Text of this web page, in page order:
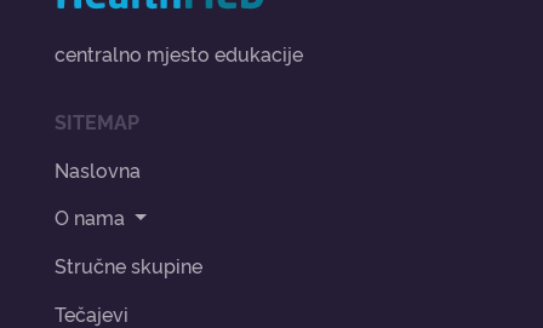
centralno mjesto edukacije
SITEMAP
Naslovna
O nama
Stručne skupine
Tečajevi